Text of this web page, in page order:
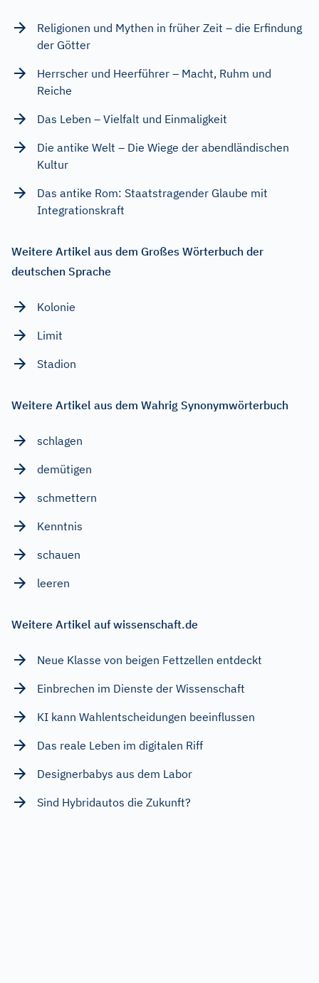
Religionen und Mythen in früher Zeit – die Erfindung
der Götter
Herrscher und Heerführer – Macht, Ruhm und
Reiche
Das Leben – Vielfalt und Einmaligkeit
Die antike Welt – Die Wiege der abendländischen
Kultur
Das antike Rom: Staatstragender Glaube mit
Integrationskraft
Weitere Artikel aus dem Großes Wörterbuch der
deutschen Sprache
Kolonie
Limit
Stadion
Weitere Artikel aus dem Wahrig Synonymwörterbuch
schlagen
demütigen
schmettern
Kenntnis
schauen
leeren
Weitere Artikel auf wissenschaft.de
Neue Klasse von beigen Fettzellen entdeckt
Einbrechen im Dienste der Wissenschaft
KI kann Wahlentscheidungen beeinflussen
Das reale Leben im digitalen Riff
Designerbabys aus dem Labor
Sind Hybridautos die Zukunft?